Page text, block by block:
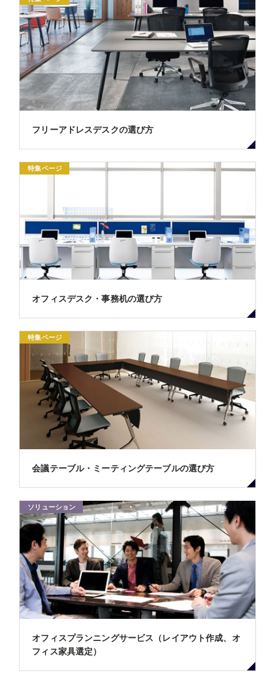
フリーアドレスデスクの選び方
特集ページ
オフィスデスク・事務机の選び方
特集ページ
会議テーブル・ミーティングテーブルの選び方
ソリューション
オフィスプランニングサービス（レイアウト作成、オ
フィス家具選定）